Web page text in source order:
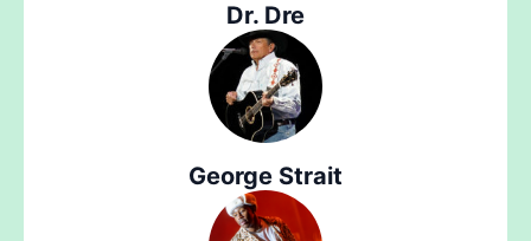
Dr. Dre
George Strait